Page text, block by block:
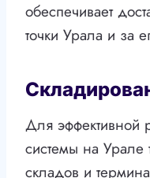
обеспечивает
точки Урала и за
Для эффективной
системы на Урале
складов и